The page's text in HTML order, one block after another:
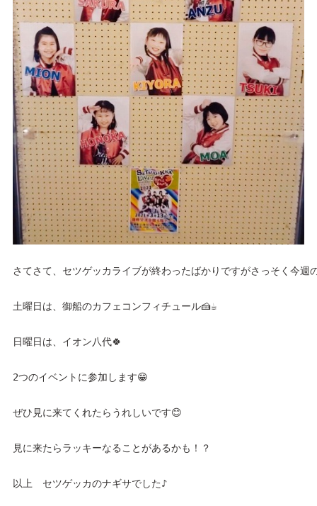
さてさて、セツゲッカライブが終わったばかりですがさっそく今週
土曜日は、御船のカフェコンフィチュール🍰☕️
日曜日は、イオン八代🍀
2つのイベントに参加します😁
ぜひ見に来てくれたらうれしいです😊
見に来たらラッキーなることがあるかも！？
以上　セツゲッカのナギサでした♪